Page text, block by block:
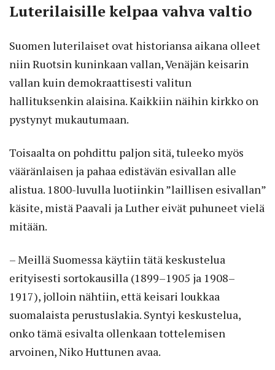
Luterilaisille kelpaa vahva valtio
Suomen luterilaiset ovat historiansa aikana olleet
niin Ruotsin kuninkaan vallan, Venäjän keisarin
vallan kuin demokraattisesti valitun
hallituksenkin alaisina. Kaikkiin näihin kirkko on
pystynyt mukautumaan.
Toisaalta on pohdittu paljon sitä, tuleeko myös
vääränlaisen ja pahaa edistävän esivallan alle
alistua. 1800-luvulla luotiinkin ”laillisen esivallan”
käsite, mistä Paavali ja Luther eivät puhuneet vielä
mitään.
– Meillä Suomessa käytiin tätä keskustelua
erityisesti sortokausilla (1899–1905 ja 1908–
1917), jolloin nähtiin, että keisari loukkaa
suomalaista perustuslakia. Syntyi keskustelua,
onko tämä esivalta ollenkaan tottelemisen
arvoinen, Niko Huttunen avaa.